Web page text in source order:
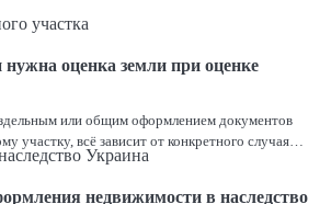
нужна оценка земли при оценке
или общим оформлением документов
участку, всё зависит от конкретного случая…
недвижимости в наследство